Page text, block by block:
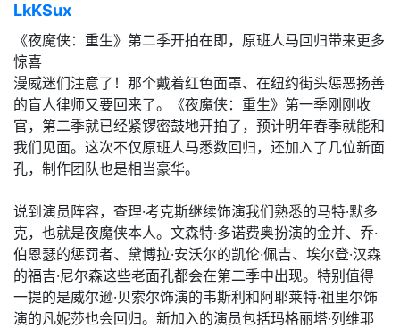
LkKSux
《夜魔侠：重生》第二季开拍在即，原班人马回归带来更多
惊喜
漫威迷们注意了！那个戴着红色面罩、在纽约街头惩恶扬善
的盲人律师又要回来了。《夜魔侠：重生》第一季刚刚收
官，第二季就已经紧锣密鼓地开拍了，预计明年春季就能和
我们见面。这次不仅原班人马悉数回归，还加入了几位新面
孔，制作团队也是相当豪华。
说到演员阵容，查理·考克斯继续饰演我们熟悉的马特·默多
克，也就是夜魔侠本人。文森特·多诺费奥扮演的金并、乔·
伯恩瑟的惩罚者、黛博拉·安沃尔的凯伦·佩吉、埃尔登·汉森
的福吉·尼尔森这些老面孔都会在第二季中出现。特别值得
一提的是威尔逊·贝索尔饰演的韦斯利和阿耶莱特·祖里尔饰
演的凡妮莎也会回归。新加入的演员包括玛格丽塔·列维耶